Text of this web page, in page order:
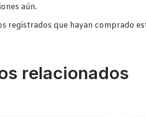
aún.
registrados que hayan comprado
relacionados